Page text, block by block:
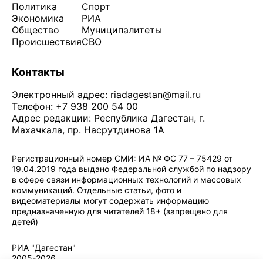
Политика
Экономика
Общество
Происшествия
Спорт
РИА
Муниципалитеты
СВО
Контакты
Электронный адрес: riadagestan@mail.ru
Телефон: +7 938 200 54 00
Адрес редакции: Республика Дагестан, г.
Махачкала, пр. Насрутдинова 1А
Регистрационный номер СМИ: ИА № ФС 77 – 75429 от
19.04.2019 года выдано Федеральной службой по надзору
в сфере связи информационных технологий и массовых
коммуникаций. Отдельные статьи, фото и
видеоматериалы могут содержать информацию
предназначенную для читателей 18+ (запрещено для
детей)
РИА "Дагестан"